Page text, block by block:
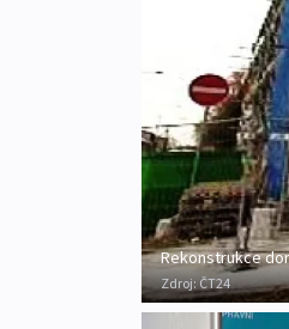
Rekonstrukce
Zdroj:ČT24